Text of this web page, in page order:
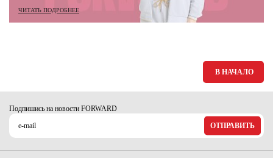
ЧИТАТЬ ПОДРОБНЕЕ
В НАЧАЛО
Подпишись на новости FORWARD
ОТПРАВИТЬ